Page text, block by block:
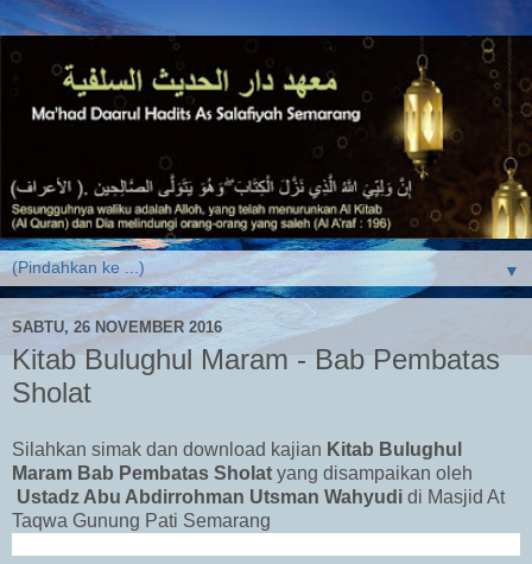
▼
SABTU, 26 NOVEMBER 2016
Kitab Bulughul Maram - Bab Pembatas
Sholat
Silahkan simak dan download kajian Kitab Bulughul
Maram Bab Pembatas Sholat yang disampaikan oleh
Ustadz Abu Abdirrohman Utsman Wahyudi di Masjid At
Taqwa Gunung Pati Semarang